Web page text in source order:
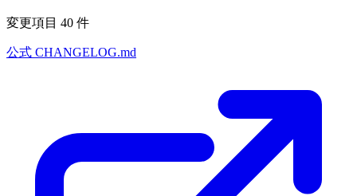
変更項目 40 件
公式 CHANGELOG.md